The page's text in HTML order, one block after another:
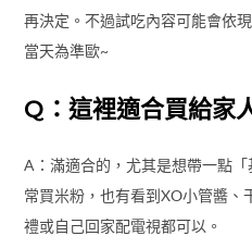
再決定。不過試吃內容可能會依
當天為準歐~
Q：這裡適合買給家
A：滿適合的，尤其是想帶一點
常買米粉，也有看到XO小管醬、
禮或自己回家配電視都可以。